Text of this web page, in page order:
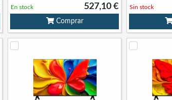
527,10 €
En stock
Comprar
Sin stock